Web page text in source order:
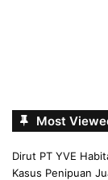
Most
Dirut PT YVE
Kasus Penipuan